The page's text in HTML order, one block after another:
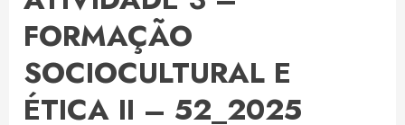
FORMAÇÃO
SOCIOCULTURAL E
ÉTICA II – 52_2025